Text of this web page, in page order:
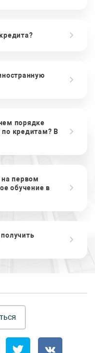
порядке
по кредитам? В
на первом
обучение в